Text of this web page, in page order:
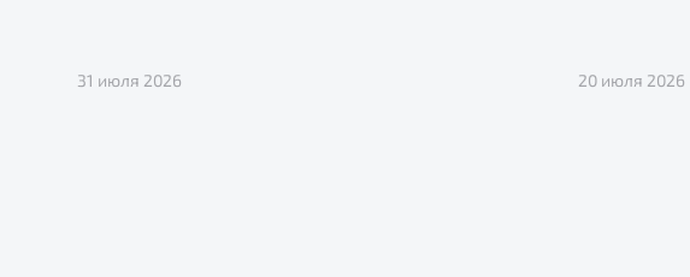
31 июля 2026 20 июля 2026